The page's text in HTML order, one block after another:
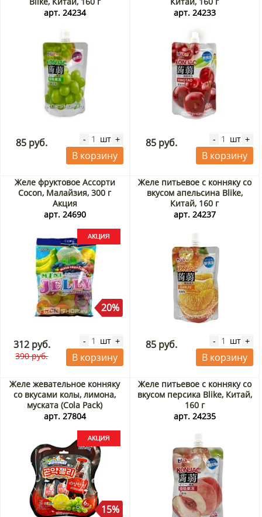
арт. 24234
85 руб. - шт +
В корзину
арт. 24233
85 руб. - шт +
В корзину
Желе фруктовое Ассорти
Cocon, Малайзия, 300 г
Акция
арт. 24690
20%
312 руб.
390 руб.
- шт +
В корзину
Желе питьевое с конняку со
вкусом апельсина Blike,
Китай, 160 г
арт. 24237
85 руб. - шт +
В корзину
Желе жевательное конняку
со вкусами колы, лимона,
муската (Cola Pack)
JeleGummy KioKio Star Food,
арт. 27804
15%
Желе питьевое с конняку со
вкусом персика Blike, Китай,
160 г
арт. 24235